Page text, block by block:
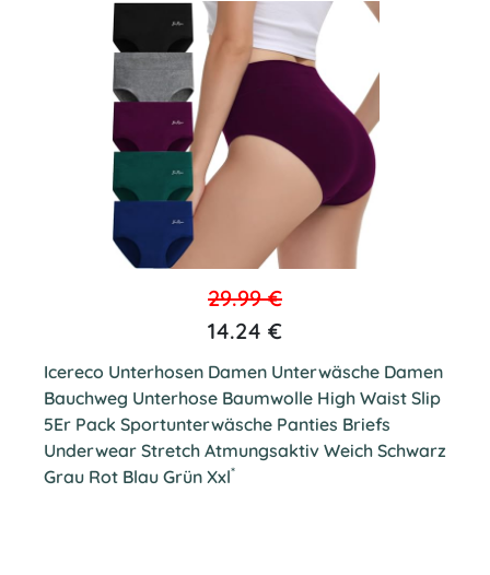
29.99 €
14.24 €
Icereco Unterhosen Damen Unterwäsche Damen
Bauchweg Unterhose Baumwolle High Waist Slip
5Er Pack Sportunterwäsche Panties Briefs
Underwear Stretch Atmungsaktiv Weich Schwarz
Grau Rot Blau Grün Xxl*